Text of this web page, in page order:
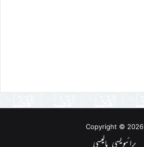
Copyright © 2026
پرائیویسی پالیسی